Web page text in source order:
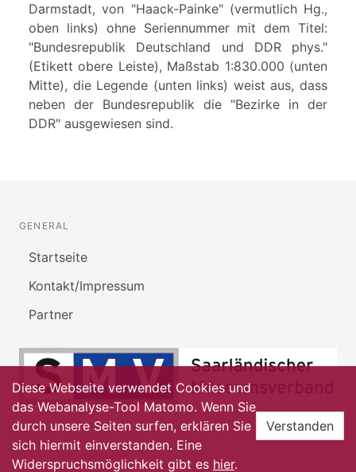
Darmstadt, von "Haack-Painke" (vermutlich Hg.,
oben links) ohne Seriennummer mit dem Titel:
"Bundesrepublik Deutschland und DDR phys."
(Etikett obere Leiste), Maßstab 1:830.000 (unten
Mitte), die Legende (unten links) weist aus, dass
neben der Bundesrepublik die "Bezirke in der
DDR" ausgewiesen sind.
GENERAL
Startseite
Kontakt/Impressum
Partner
Diese Webseite verwendet Cookies und
das Webanalyse-Tool Matomo. Wenn Sie
durch unsere Seiten surfen, erklären Sie
sich hiermit einverstanden. Eine
Widerspruchsmöglichkeit gibt es hier.
Verstanden